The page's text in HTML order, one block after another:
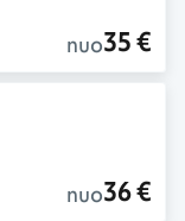
nuo35 €
nuo36 €